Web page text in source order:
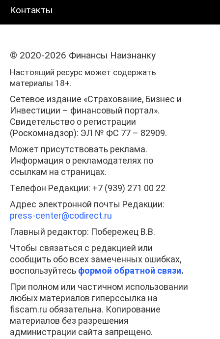
Контакты
© 2020-2026 Финансы Наизнанку
Настоящий ресурс может содержать
материалы 18+.
Сетевое издание «Страхование, Бизнес и
Инвестиции – финансовый портал».
Свидетельство о регистрации
(Роскомнадзор): ЭЛ № ФС 77 – 82909.
Может присутствовать реклама.
Информация о рекламодателях по
ссылкам на страницах.
Телефон Редакции: +7 (939) 271 00 22
Адрес электронной почты Редакции:
press-center@codirect.ru
Главный редактор: Побережец В.В.
Чтобы связаться с редакцией или
сообщить обо всех замеченных ошибках,
воспользуйтесь формой обратной связи.
При полном или частичном использовании
любых материалов гиперссылка на
fiscam.ru обязательна. Копирование
материалов без разрешения
администрации сайта запрещено.